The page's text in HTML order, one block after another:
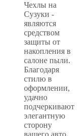
Чехлы на
Сузуки -
являются
средством
защиты от
накопления в
салоне пыли.
Благодаря
стилю в
оформлении,
удачно
подчеркивают
элегантную
сторону